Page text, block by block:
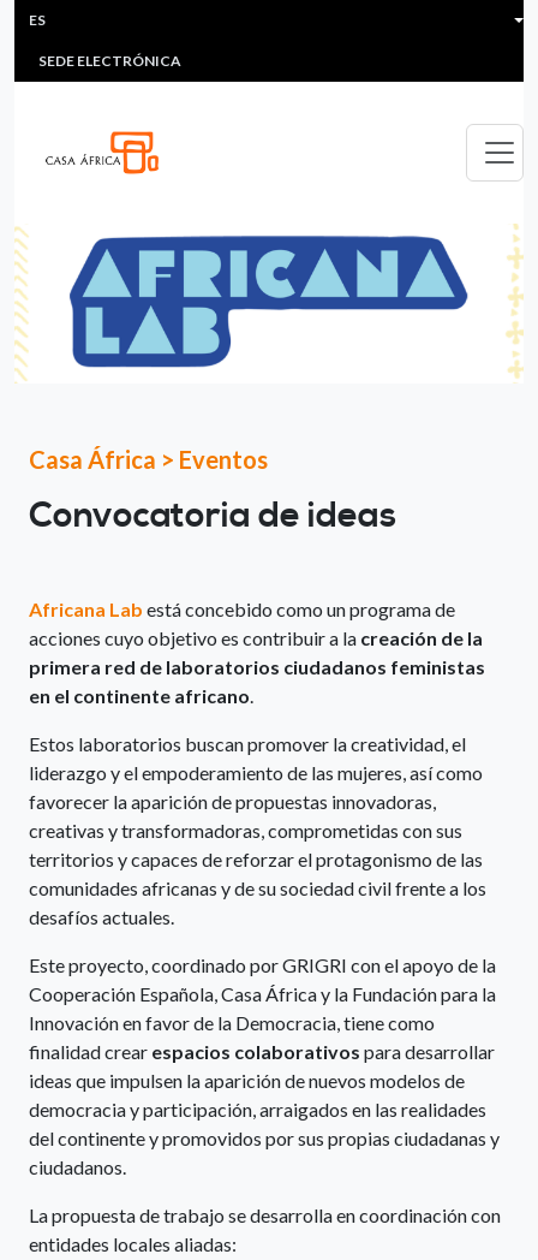
Pasar al contenido principal
HEADER MENU
MULTIMEDIA
SEDE ELECTRÓNICA
ES
Casa África > Eventos
Convocatoria de ideas
Africana Lab está concebido como un programa de
acciones cuyo objetivo es contribuir a la creación de la
primera red de laboratorios ciudadanos feministas
en el continente africano.
Estos laboratorios buscan promover la creatividad, el
liderazgo y el empoderamiento de las mujeres, así como
favorecer la aparición de propuestas innovadoras,
creativas y transformadoras, comprometidas con sus
territorios y capaces de reforzar el protagonismo de las
comunidades africanas y de su sociedad civil frente a los
desafíos actuales.
Este proyecto, coordinado por GRIGRI con el apoyo de la
Cooperación Española, Casa África y la Fundación para la
Innovación en favor de la Democracia, tiene como
finalidad crear espacios colaborativos para desarrollar
ideas que impulsen la aparición de nuevos modelos de
democracia y participación, arraigados en las realidades
del continente y promovidos por sus propias ciudadanas y
ciudadanos.
La propuesta de trabajo se desarrolla en coordinación con
entidades locales aliadas: